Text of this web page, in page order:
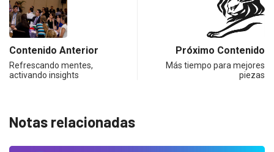
Contenido Anterior
Refrescando mentes,
activando insights
Próximo Contenido
Más tiempo para mejores
piezas
Notas relacionadas